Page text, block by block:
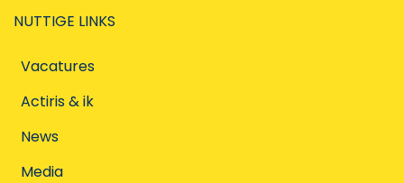
NUTTIGE LINKS
Vacatures
Actiris & ik
News
Media